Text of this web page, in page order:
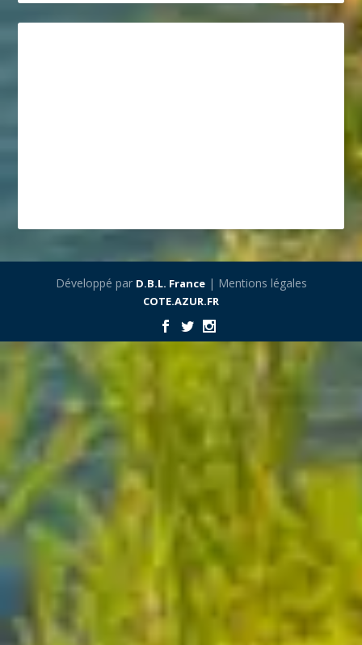
Développé par D.B.L. France| Mentions légales
COTE.AZUR.FR